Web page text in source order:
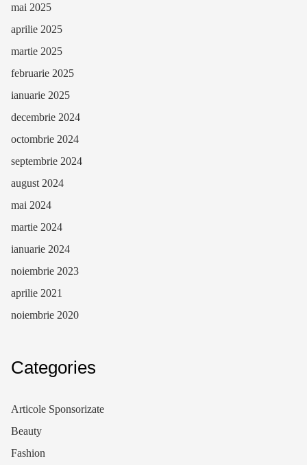
mai 2025
aprilie 2025
martie 2025
februarie 2025
ianuarie 2025
decembrie 2024
octombrie 2024
septembrie 2024
august 2024
mai 2024
martie 2024
ianuarie 2024
noiembrie 2023
aprilie 2021
noiembrie 2020
Categories
Articole Sponsorizate
Beauty
Fashion